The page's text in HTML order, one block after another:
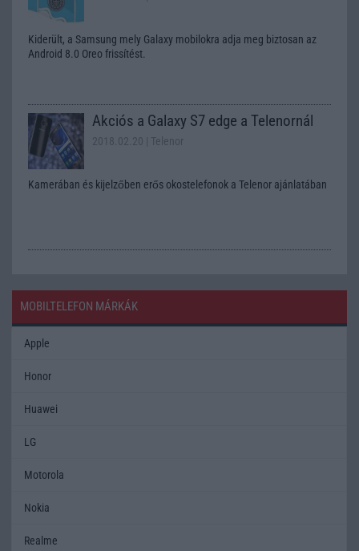
Kiderült, a Samsung mely Galaxy mobilokra adja meg biztosan az
Android 8.0 Oreo frissítést.
Akciós a Galaxy S7 edge a Telenornál
2018.02.20 | Telenor
Kamerában és kijelzőben erős okostelefonok a Telenor ajánlatában
MOBILTELEFON MÁRKÁK
Apple
Honor
Huawei
LG
Motorola
Nokia
Realme